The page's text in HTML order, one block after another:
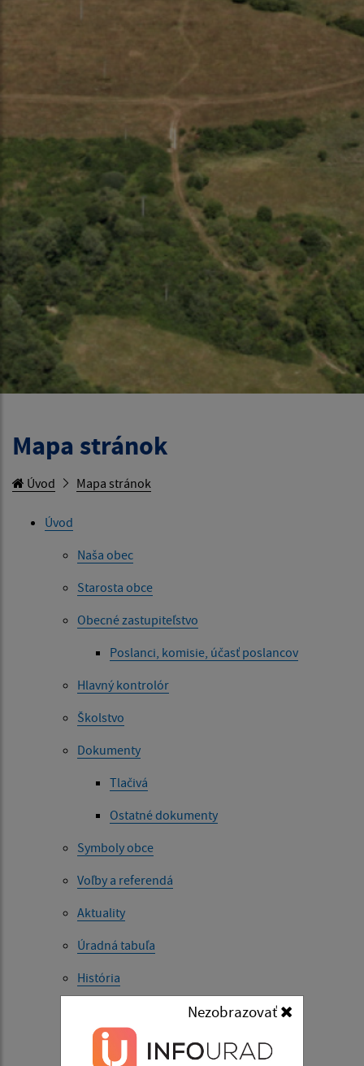
Mapa stránok
Úvod Mapa stránok
Úvod
Naša obec
Starosta obce
Obecné zastupiteľstvo
Poslanci, komisie, účasť poslancov
Hlavný kontrolór
Školstvo
Dokumenty
Tlačivá
Ostatné dokumenty
Symboly obce
Voľby a referendá
Aktuality
Úradná tabuľa
História
Fotogaléria
Nezobrazovať